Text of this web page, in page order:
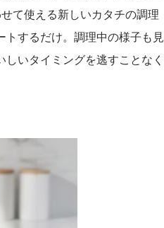
て使える新しいカタチの調理
するだけ。調理中の様子も見
いタイミングを逃すことなく